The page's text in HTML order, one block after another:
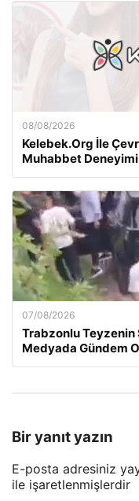
08/08/2026
Kelebek.Org İle
Muhabbet Deneyimi
07/08/2026
Trabzonlu Teyzenin
Medyada Gündem
Bir yanıt yazın
E-posta adresiniz
ile işaretlenmişlerdir